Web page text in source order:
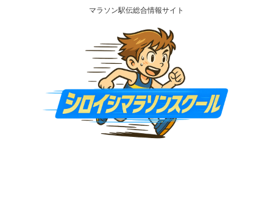
マラソン駅伝総合情報サイト